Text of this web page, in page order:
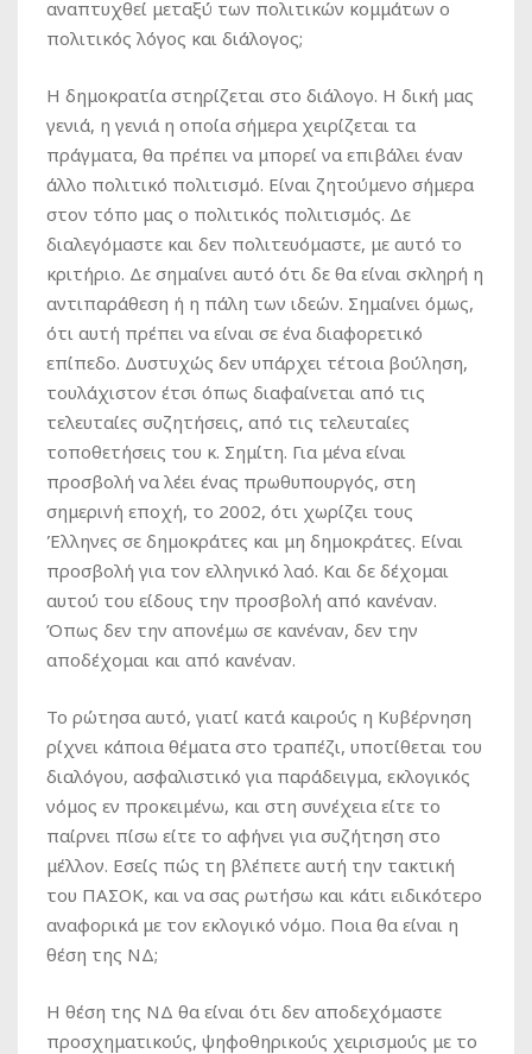
αναπτυχθεί μεταξύ των πολιτικών κομμάτων ο
πολιτικός λόγος και διάλογος;
Η δημοκρατία στηρίζεται στο διάλογο. Η δική μας
γενιά, η γενιά η οποία σήμερα χειρίζεται τα
πράγματα, θα πρέπει να μπορεί να επιβάλει έναν
άλλο πολιτικό πολιτισμό. Είναι ζητούμενο σήμερα
στον τόπο μας ο πολιτικός πολιτισμός. Δε
διαλεγόμαστε και δεν πολιτευόμαστε, με αυτό το
κριτήριο. Δε σημαίνει αυτό ότι δε θα είναι σκληρή η
αντιπαράθεση ή η πάλη των ιδεών. Σημαίνει όμως,
ότι αυτή πρέπει να είναι σε ένα διαφορετικό
επίπεδο. Δυστυχώς δεν υπάρχει τέτοια βούληση,
τουλάχιστον έτσι όπως διαφαίνεται από τις
τελευταίες συζητήσεις, από τις τελευταίες
τοποθετήσεις του κ. Σημίτη. Για μένα είναι
προσβολή να λέει ένας πρωθυπουργός, στη
σημερινή εποχή, το 2002, ότι χωρίζει τους
Έλληνες σε δημοκράτες και μη δημοκράτες. Είναι
προσβολή για τον ελληνικό λαό. Και δε δέχομαι
αυτού του είδους την προσβολή από κανέναν.
Όπως δεν την απονέμω σε κανέναν, δεν την
αποδέχομαι και από κανέναν.
Το ρώτησα αυτό, γιατί κατά καιρούς η Κυβέρνηση
ρίχνει κάποια θέματα στο τραπέζι, υποτίθεται του
διαλόγου, ασφαλιστικό για παράδειγμα, εκλογικός
νόμος εν προκειμένω, και στη συνέχεια είτε το
παίρνει πίσω είτε το αφήνει για συζήτηση στο
μέλλον. Εσείς πώς τη βλέπετε αυτή την τακτική
του ΠΑΣΟΚ, και να σας ρωτήσω και κάτι ειδικότερο
αναφορικά με τον εκλογικό νόμο. Ποια θα είναι η
θέση της ΝΔ;
Η θέση της ΝΔ θα είναι ότι δεν αποδεχόμαστε
προσχηματικούς, ψηφοθηρικούς χειρισμούς με το